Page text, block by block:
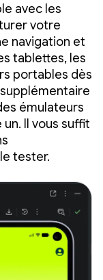
avec les
votre
navigation et
tablettes, les
portables dès
émulateurs
Il vous suffit
tester.